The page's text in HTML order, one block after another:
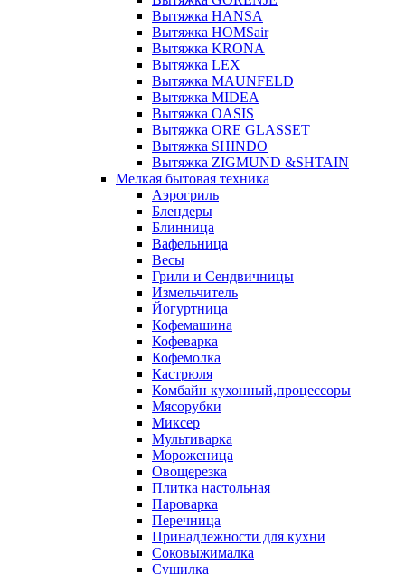
Вытяжка HANSA
Вытяжка HOMSair
Вытяжка KRONA
Вытяжка LEX
Вытяжка MAUNFELD
Вытяжка MIDEA
Вытяжка OASIS
Вытяжка ORE GLASSET
Вытяжка SHINDO
Вытяжка ZIGMUND &SHTAIN
Мелкая бытовая техника
Аэрогриль
Блендеры
Блинница
Вафельница
Весы
Грили и Сендвичницы
Измельчитель
Йогуртница
Кофемашина
Кофеварка
Кофемолка
Кастрюля
Комбайн кухонный,процессоры
Мясорубки
Миксер
Мультиварка
Мороженица
Овощерезка
Плитка настольная
Пароварка
Перечница
Принадлежности для кухни
Соковыжималка
Сушилка